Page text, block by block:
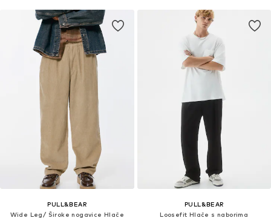
PULL&BEAR
Wide Leg/ Široke nogavice Hlače
PULL&BEAR
Loosefit Hlače s naborima